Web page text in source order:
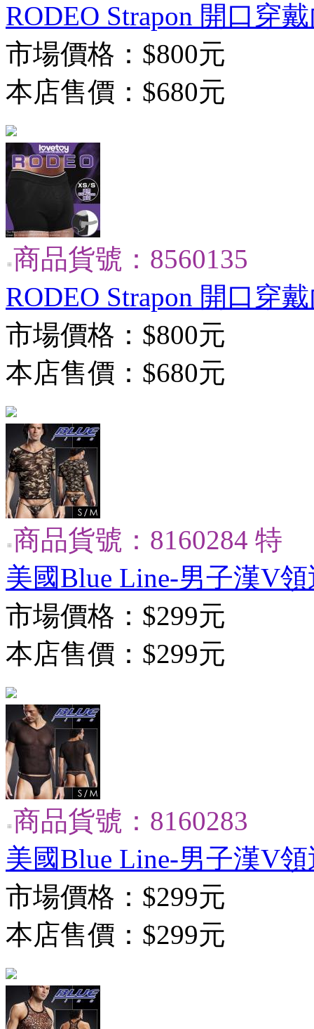
RODEO Strapon 開口穿
市場價格： $800元
本店售價： $680元
商品貨號：8560135
RODEO Strapon 開口穿
市場價格： $800元
本店售價： $680元
商品貨號：8160284 特
美國Blue Line-男子漢V
市場價格： $299元
本店售價： $299元
商品貨號：8160283
美國Blue Line-男子漢V
市場價格： $299元
本店售價： $299元